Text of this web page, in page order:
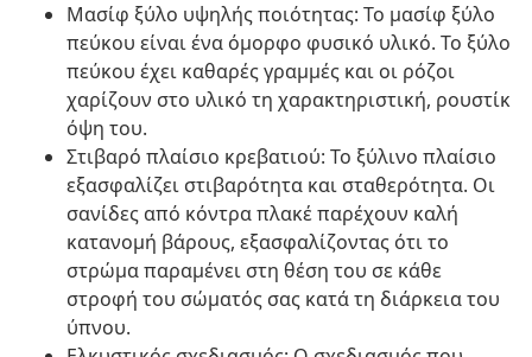
Μασίφ ξύλο υψηλής ποιότητας: Το μασίφ ξύλο
πεύκου είναι ένα όμορφο φυσικό υλικό. Το ξύλο
πεύκου έχει καθαρές γραμμές και οι ρόζοι
χαρίζουν στο υλικό τη χαρακτηριστική, ρουστίκ
όψη του.
Στιβαρό πλαίσιο κρεβατιού: Το ξύλινο πλαίσιο
εξασφαλίζει στιβαρότητα και σταθερότητα. Οι
σανίδες από κόντρα πλακέ παρέχουν καλή
κατανομή βάρους, εξασφαλίζοντας ότι το
στρώμα παραμένει στη θέση του σε κάθε
στροφή του σώματός σας κατά τη διάρκεια του
ύπνου.